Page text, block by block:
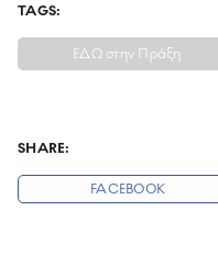
TAGS:
ΕΔΩ στην Πράξη
SHARE:
FACEBOOK